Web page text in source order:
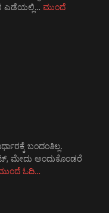
ಎಡೆಯಲ್ಲಿ… ಮುಂದೆ
ಬಂದಂತಿಲ್ಲ.
ಮೇದು ಅಂದುಕೊಂಡರೆ
ಓದಿ…